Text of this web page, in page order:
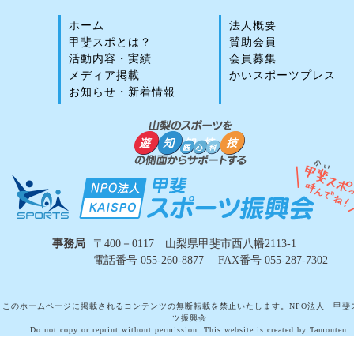
法人概要
賛助会員
会員募集
かいスポーツプレス
ホーム
甲斐スポとは？
活動内容・実績
メディア掲載
お知らせ・新着情報
事務局
〒400－0117 山梨県甲斐市西八幡2113-1
電話番号 055-260-8877 FAX番号 055-287-7302
このホームページに掲載されるコンテンツの無断転載を禁止いたします。NPO法人 甲斐
ツ振興会
Do not copy or reprint without permission. This website is created by Tamonten.